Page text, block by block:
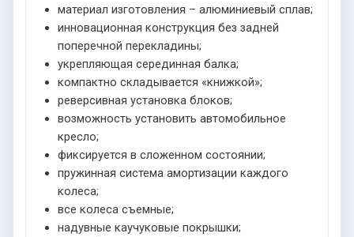
материал изготовления – алюминиевый сплав;
инновационная конструкция без задней
поперечной перекладины;
укрепляющая серединная балка;
компактно складывается «книжкой»;
реверсивная установка блоков;
возможность установить автомобильное
кресло;
фиксируется в сложенном состоянии;
пружинная система амортизации каждого
колеса;
все колеса съемные;
надувные каучуковые покрышки;